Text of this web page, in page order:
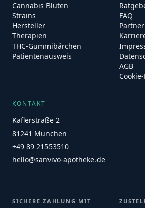
Cannabis Blüten
Strains
Hersteller
Therapien
THC-Gummibärchen
Patientenausweis
FAQ
AGB
KONTAKT
Kaflerstraße 2
81241 München
+49 89 21553510
hello@sanvivo-apotheke.de
SICHERE ZAHLUNG MIT